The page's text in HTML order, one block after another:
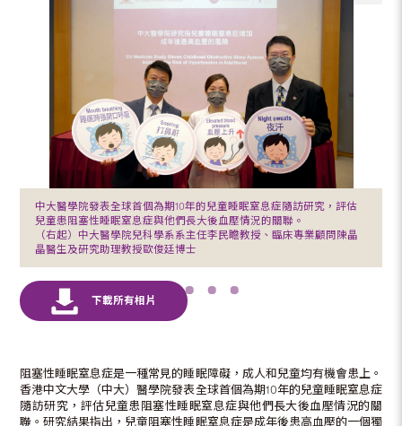
中大醫學院發表全球首個為期10年的兒童睡眠窒息症隨訪研究，評估
兒童患阻塞性睡眠窒息症與他們長大後血壓情況的關聯。
（右起）中大醫學院兒科學系系主任李民瞻教授、臨床專業顧問陳晶
晶醫生及研究助理教授歐俊廷博士
阻塞性睡眠窒息症是一種常見的睡眠障礙，成人和兒童均有機會患上。
香港中文大學（中大）醫學院發表全球首個為期10年的兒童睡眠窒息症
隨訪研究，評估兒童患阻塞性睡眠窒息症與他們長大後血壓情況的關
聯。研究結果指出，兒童阻塞性睡眠窒息症是成年後患高血壓的一個獨